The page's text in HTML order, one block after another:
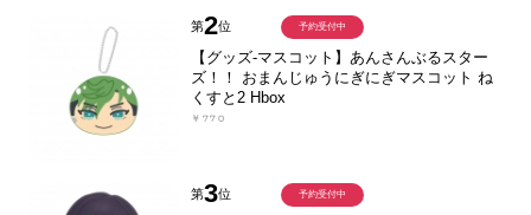
第2位
【グッズ-マスコット】あんさんぶるスター
ズ！！ おまんじゅうにぎにぎマスコット ね
くすと2 Hbox
￥770
予約受付中
第3位 予約受付中